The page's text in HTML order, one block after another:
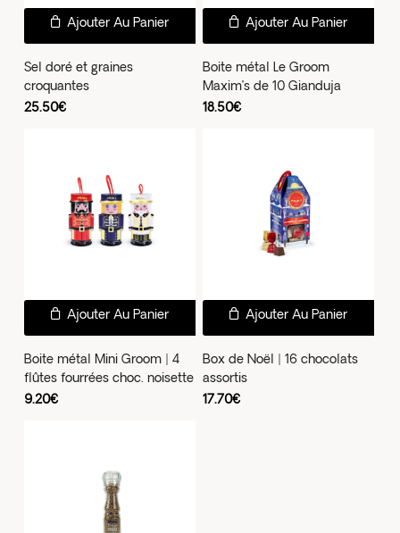
Ajouter Au Panier
Sel doré et graines
croquantes
25.50€
Ajouter Au Panier
Boite métal Le Groom
Maxim’s de 10 Gianduja
18.50€
Ajouter Au Panier
Boite métal Mini Groom | 4
flûtes fourrées choc. noisette
9.20€
Ajouter Au Panier
Box de Noël | 16 chocolats
assortis
17.70€